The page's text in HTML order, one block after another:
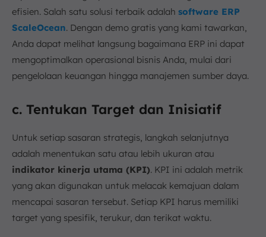
efisien. Salah satu solusi terbaik adalah software ERP
ScaleOcean. Dengan demo gratis yang kami tawarkan,
Anda dapat melihat langsung bagaimana ERP ini dapat
mengoptimalkan operasional bisnis Anda, mulai dari
pengelolaan keuangan hingga manajemen sumber daya.
c. Tentukan Target dan Inisiatif
Untuk setiap sasaran strategis, langkah selanjutnya
adalah menentukan satu atau lebih ukuran atau
indikator kinerja utama (KPI). KPI ini adalah metrik
yang akan digunakan untuk melacak kemajuan dalam
mencapai sasaran tersebut. Setiap KPI harus memiliki
target yang spesifik, terukur, dan terikat waktu.